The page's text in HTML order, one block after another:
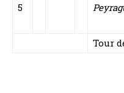
5
Tour